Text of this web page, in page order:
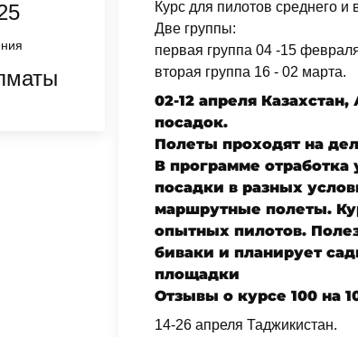
Курс для пилотов среднего и
Две группы:
первая группа 04 -15
вторая группа 16 - 02 марта.
02-12 апреля
посадок.
Полеты проходят на
В программе отработка
посадки в разных
маршрутные полеты.
опытных пилотов.
биваки и планирует
площадки
Отзывы о курсе 100 на
14-26 апреля Таджикистан.